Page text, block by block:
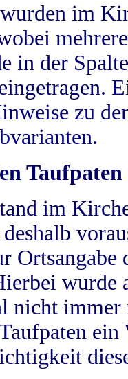
im
in der
zu
Taufpaten
im
wurde
nicht